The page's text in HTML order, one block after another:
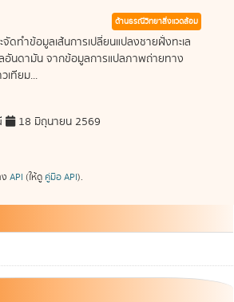
ด้านธรณีวิทยาสิ่งแวดล้อม
ดทำข้อมูลเส้นการเปลี่ยนแปลงชายฝั่งทะเล
อันดามัน จากข้อมูลการแปลภาพถ่ายทาง
เทียม...
18 มิถุนายน 2569
API (ให้ดู คู่มือ API).